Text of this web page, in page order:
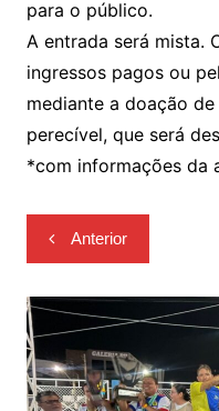
para o público.
A entrada será mista.
ingressos pagos ou
mediante a doação
perecível, que será
*com informações da
Navegação
de
Post
Anterior